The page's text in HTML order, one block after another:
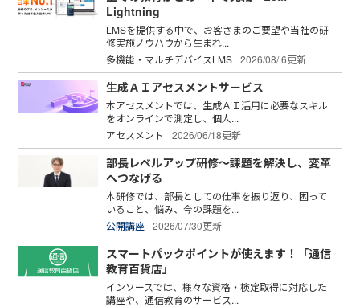
Lightning
LMSを提供する中で、お客さまのご要望や当社の研
修実施ノウハウから生まれ...
多機能・マルチデバイスLMS 2026/08/ 6更新
生成ＡＩアセスメントサービス
本アセスメントでは、生成ＡＩ活用に必要なスキル
をオンラインで測定し、個人...
アセスメント
2026/06/18更新
部長レベルアップ研修～課題を解決し、変革
へつなげる
本研修では、部長としての仕事を振り返り、困って
いること、悩み、今の課題を...
公開講座 2026/07/30更新
スマートパックポイントが使えます！「通信
教育百貨店」
インソースでは、様々な資格・検定取得に対応した
講座や、通信教育のサービス...